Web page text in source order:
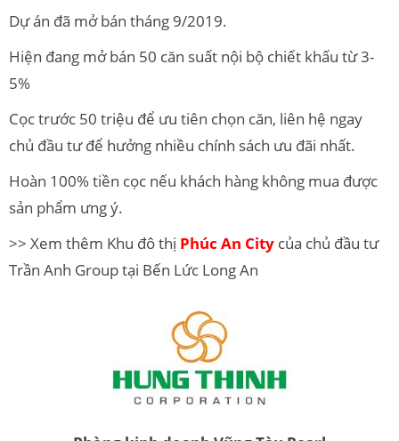
Dự án đã mở bán tháng 9/2019.
Hiện đang mở bán 50 căn suất nội bộ chiết khấu từ 3-
5%
Cọc trước 50 triệu để ưu tiên chọn căn, liên hệ ngay
chủ đầu tư để hưởng nhiều chính sách ưu đãi nhất.
Hoàn 100% tiền cọc nếu khách hàng không mua được
sản phẩm ưng ý.
>> Xem thêm Khu đô thị Phúc An City của chủ đầu tư
Trần Anh Group tại Bến Lức Long An